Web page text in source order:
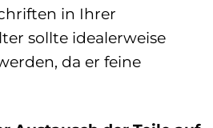
in Ihrer
sollte idealerweise
da er feine